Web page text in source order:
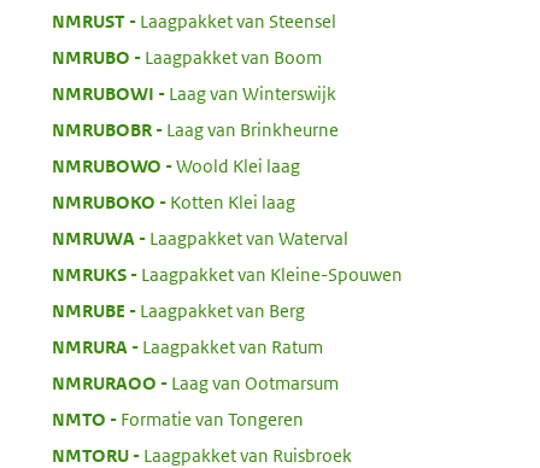
NMRUST:
Laagpakket van Steensel
NMRUBO
Laagpakket van Boom
NMRUBOWI
Laag van Winterswijk
NMRUBOBR:
Laag van Brinkheurne
NMRUBOWO
Woold Klei laag
NMRUBOKO
Kotten Klei laag
NMRUWA
Laagpakket van Waterval
NMRUKS:
Laagpakket van Kleine-Spouwen
NMRUBE
Laagpakket van Berg
NMRURA
Laagpakket van Ratum
NMRURAOO
Laag van Ootmarsum
NMTO
Formatie van Tongeren
NMTORU:
Laagpakket van Ruisbroek